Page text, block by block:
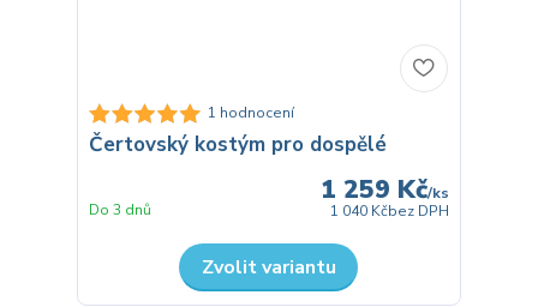
1 hodnocení
Čertovský kostým pro dospělé
1 259 Kč/ks
1 040 Kčbez DPH
Do 3 dnů
Zvolit variantu